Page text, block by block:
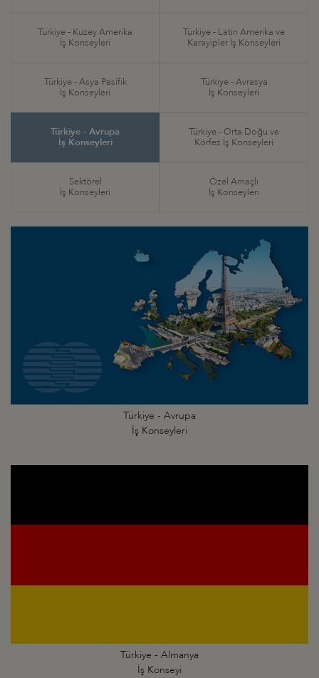
Türkiye - Kuzey Amerika
İş Konseyleri
Türkiye - Latin Amerika ve
Karayipler İş Konseyleri
Türkiye - Asya Pasifik
İş Konseyleri
Türkiye - Avrasya
İş Konseyleri
Türkiye - Avrupa
İş Konseyleri
Türkiye - Orta Doğu ve
Körfez İş Konseyleri
Sektörel
İş Konseyleri
Özel Amaçlı
İş Konseyleri
Türkiye - Avrupa
İş Konseyleri
Türkiye - Almanya
İş Konseyi